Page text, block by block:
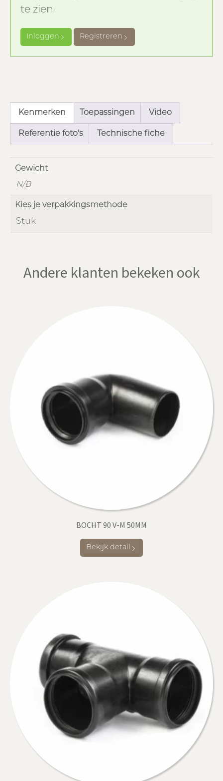
te zien
Inloggen Registreren
Kenmerken Toepassingen Video
Referentie foto's Technische fiche
Gewicht
N/B
Kies je verpakkingsmethode
Stuk
Andere klanten bekeken ook
BOCHT 90 V-M 50MM
Bekijk detail